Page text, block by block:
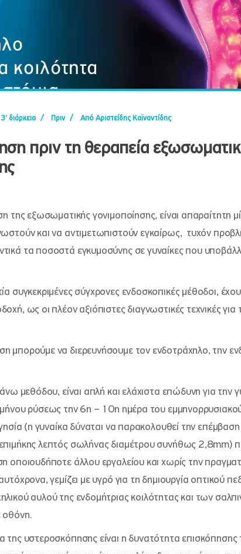
3' διάρκεια / Πριν / Από Αριστείδης Καϊναντίδης
πριν τη θεραπεία
της εξωσωματικής γονιμοποίησης, είναι απαραίτητη
και να αντιμετωπιστούν εγκαίρως, τυχόν
τα ποσοστά εγκυμοσύνης σε γυναίκες που
συγκεκριμένες σύγχρονες ενδοσκοπικές μέθοδοι,
ως οι πλέον αξιόπιστες διαγνωστικές τεχνικές για
μπορούμε να διερευνήσουμε τον ενδοτράχηλο, την
μεθόδου, είναι απλή και ελάχιστα επώδυνη για την
ρύσεως την 6η – 10η ημέρα του
(η γυναίκα δύναται να παρακολουθεί την
λεπτός σωλήνας διαμέτρου συνήθως 2,8mm)
οποιουδήποτε άλλου εργαλείου και χωρίς την
γεμίζει με υγρό για τη δημιουργία οπτικού
αυλού της ενδομήτριας κοιλότητας και των
οθόνη.
της υστεροσκόπησης είναι η δυνατότητα επισκόπησης